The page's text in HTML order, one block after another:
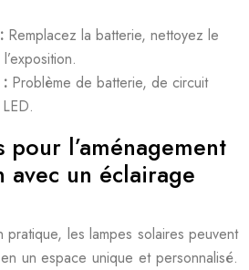
Remplacez la batterie, nettoyez le
Problème de batterie, de circuit
pour l’aménagement
un éclairage
les lampes solaires peuvent
un espace unique et personnalisé.